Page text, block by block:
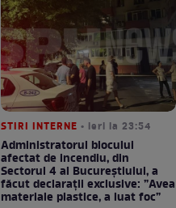
STIRI INTERNE • ieri la 23:54
Administratorul blocului
afectat de incendiu, din
Sectorul 4 al Bucureștiului, a
făcut declarații exclusive: ”Avea
materiale plastice, a luat foc”